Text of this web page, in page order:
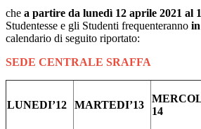
che a partire da lunedì 12 aprile 2021 al 1
Studentesse e gli Studenti frequenteranno
calendario di seguito riportato:
SEDE CENTRALE SRAFFA
LUNEDI’12 MARTEDI’13
14